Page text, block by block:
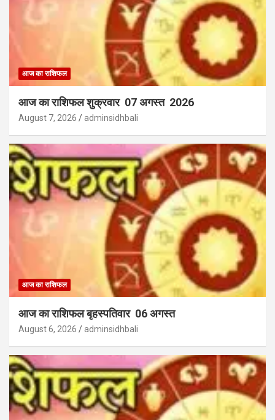
आज का राशिफल
आज का राशिफल शुक्रवार 07 अगस्त 2026
August 7, 2026 adminsidhbali
आज का राशिफल
आज का राशिफल बृहस्पतिवार 06 अगस्त
August 6, 2026 adminsidhbali